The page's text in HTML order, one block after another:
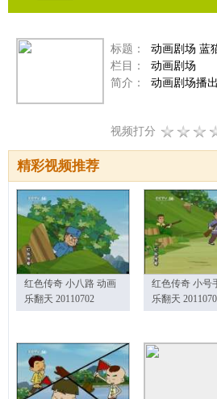
标题：
动画剧场 蓝
栏目：
动画剧场
简介：
动画剧场播
视频打分
精彩视频推荐
红色传奇 小八路 动画
乐翻天 20110702
红色传奇 小号
乐翻天